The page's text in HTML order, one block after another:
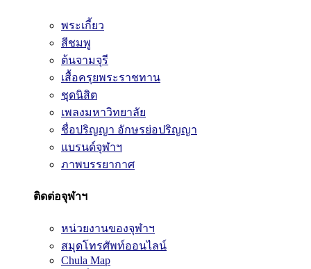
พระเกี้ยว
สีชมพู
ต้นจามจุรี
เสื้อครุยพระราชทาน
ชุดนิสิต
เพลงมหาวิทยาลัย
ชื่อปริญญา อักษรย่อปริญญา
แบรนด์จุฬาฯ
ภาพบรรยากาศ
ติดต่อจุฬาฯ
หน่วยงานของจุฬาฯ
สมุดโทรศัพท์ออนไลน์
Chula Map